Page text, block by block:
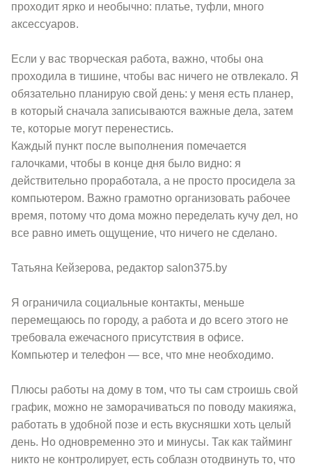
проходит ярко и необычно: платье, туфли, много
аксессуаров.
Если у вас творческая работа, важно, чтобы она
проходила в тишине, чтобы вас ничего не отвлекало. Я
обязательно планирую свой день: у меня есть планер,
в который сначала записываются важные дела, затем
те, которые могут перенестись.
Каждый пункт после выполнения помечается
галочками, чтобы в конце дня было видно: я
действительно проработала, а не просто просидела за
компьютером. Важно грамотно организовать рабочее
время, потому что дома можно переделать кучу дел, но
все равно иметь ощущение, что ничего не сделано.
Татьяна Кейзерова, редактор salon375.by
Я ограничила социальные контакты, меньше
перемещаюсь по городу, а работа и до всего этого не
требовала ежечасного присутствия в офисе.
Компьютер и телефон — все, что мне необходимо.
Плюсы работы на дому в том, что ты сам строишь свой
график, можно не заморачиваться по поводу макияжа,
работать в удобной позе и есть вкусняшки хоть целый
день. Но одновременно это и минусы. Так как тайминг
никто не контролирует, есть соблазн отодвинуть то, что